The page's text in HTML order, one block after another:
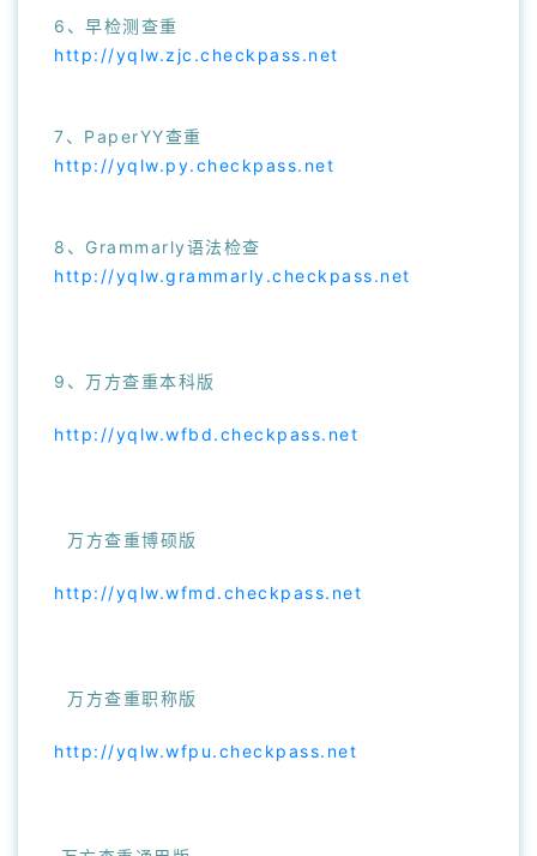
6、早检测查重
http://yqlw.zjc.checkpass.net
7、PaperYY查重
http://yqlw.py.checkpass.net
8、Grammarly语法检查
http://yqlw.grammarly.checkpass.net
9、万方查重本科版
http://yqlw.wfbd.checkpass.net
万方查重博硕版
http://yqlw.wfmd.checkpass.net
万方查重职称版
http://yqlw.wfpu.checkpass.net